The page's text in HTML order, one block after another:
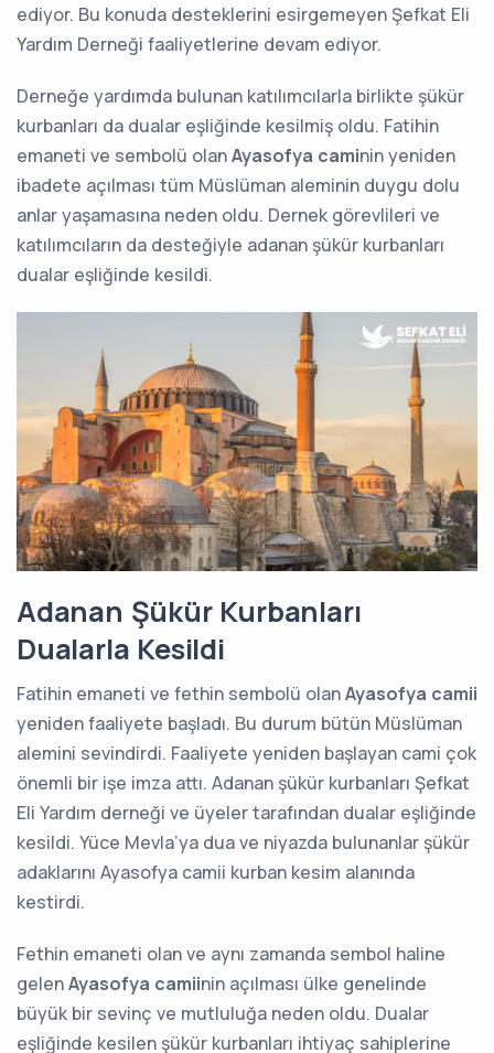
ediyor. Bu konuda desteklerini esirgemeyen Şefkat Eli
Yardım Derneği faaliyetlerine devam ediyor.
Derneğe yardımda bulunan katılımcılarla birlikte şükür
kurbanları da dualar eşliğinde kesilmiş oldu. Fatihin
emaneti ve sembolü olanAyasofya caminin yeniden
ibadete açılması tüm Müslüman aleminin duygu dolu
anlar yaşamasına neden oldu. Dernek görevlileri ve
katılımcıların da desteğiyle adanan şükür kurbanları
dualar eşliğinde kesildi.
Adanan Şükür Kurbanları
Dualarla Kesildi
Fatihin emaneti ve fethin sembolü olanAyasofya camii
yeniden faaliyete başladı. Bu durum bütün Müslüman
alemini sevindirdi. Faaliyete yeniden başlayan cami çok
önemli bir işe imza attı. Adanan şükür kurbanları Şefkat
Eli Yardım derneği ve üyeler tarafından dualar eşliğinde
kesildi. Yüce Mevla’ya dua ve niyazda bulunanlar şükür
adaklarını Ayasofya camii kurban kesim alanında
kestirdi.
Fethin emaneti olan ve aynı zamanda sembol haline
gelenAyasofya camiinin açılması ülke genelinde
büyük bir sevinç ve mutluluğa neden oldu. Dualar
eşliğinde kesilen şükür kurbanları ihtiyaç sahiplerine